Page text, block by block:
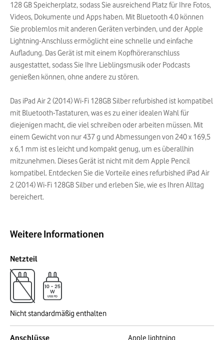
128 GB Speicherplatz, sodass Sie ausreichend Platz für Ihre Fotos,
Videos, Dokumente und Apps haben. Mit Bluetooth 4.0 können
Sie problemlos mit anderen Geräten verbinden, und der Apple
Lightning-Anschluss ermöglicht eine schnelle und einfache
Aufladung. Das Gerät ist mit einem Kopfhöreranschluss
ausgestattet, sodass Sie Ihre Lieblingsmusik oder Podcasts
genießen können, ohne andere zu stören.
Das iPad Air 2 (2014) Wi-Fi 128GB Silber refurbished ist kompatibel
mit Bluetooth-Tastaturen, was es zu einer idealen Wahl für
diejenigen macht, die viel schreiben oder arbeiten müssen. Mit
einem Gewicht von nur 437 g und Abmessungen von 240 x 169,5
x 6,1 mm ist es leicht und kompakt genug, um es überallhin
mitzunehmen. Dieses Gerät ist nicht mit dem Apple Pencil
kompatibel. Entdecken Sie die Vorteile eines refurbished iPad Air
2 (2014) Wi-Fi 128GB Silber und erleben Sie, wie es Ihren Alltag
bereichert.
Weitere Informationen
Netzteil
Nicht standardmäßig enthalten
Anschlüsse Apple lightning